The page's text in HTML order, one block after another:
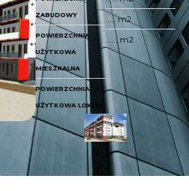
ZABUDOWY
POWIERZCHNIA
UŻYTKOWA
MIESZKALNA
POWIERZCHNIA
UŻYTKOWA LOKALI
..... m2
...... m2